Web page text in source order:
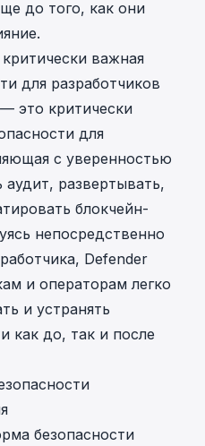
до того, как они
важная
для разработчиков
это критически
для
с уверенностью
развертывать,
блокчейн-
непосредственно
Defender
и операторам легко
и устранять
как до, так и после
безопасности